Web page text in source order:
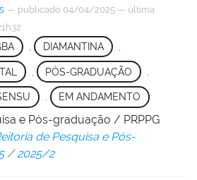
— publicado 04/04/2025 — última
DIAMANTINA
PÓS-GRADUAÇÃO
, EM ANDAMENTO
e Pós-graduação / PRPPG
de Pesquisa e Pós-
/2025/2